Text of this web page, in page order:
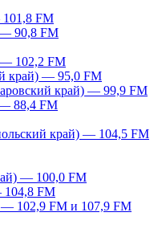
FM
90,8 FM
— 102,2 FM
край) — 95,0 FM
край) — 99,9 FM
— 88,4 FM
край) — 104,5 FM
— 100,0 FM
FM
102,9 FM и 107,9 FM